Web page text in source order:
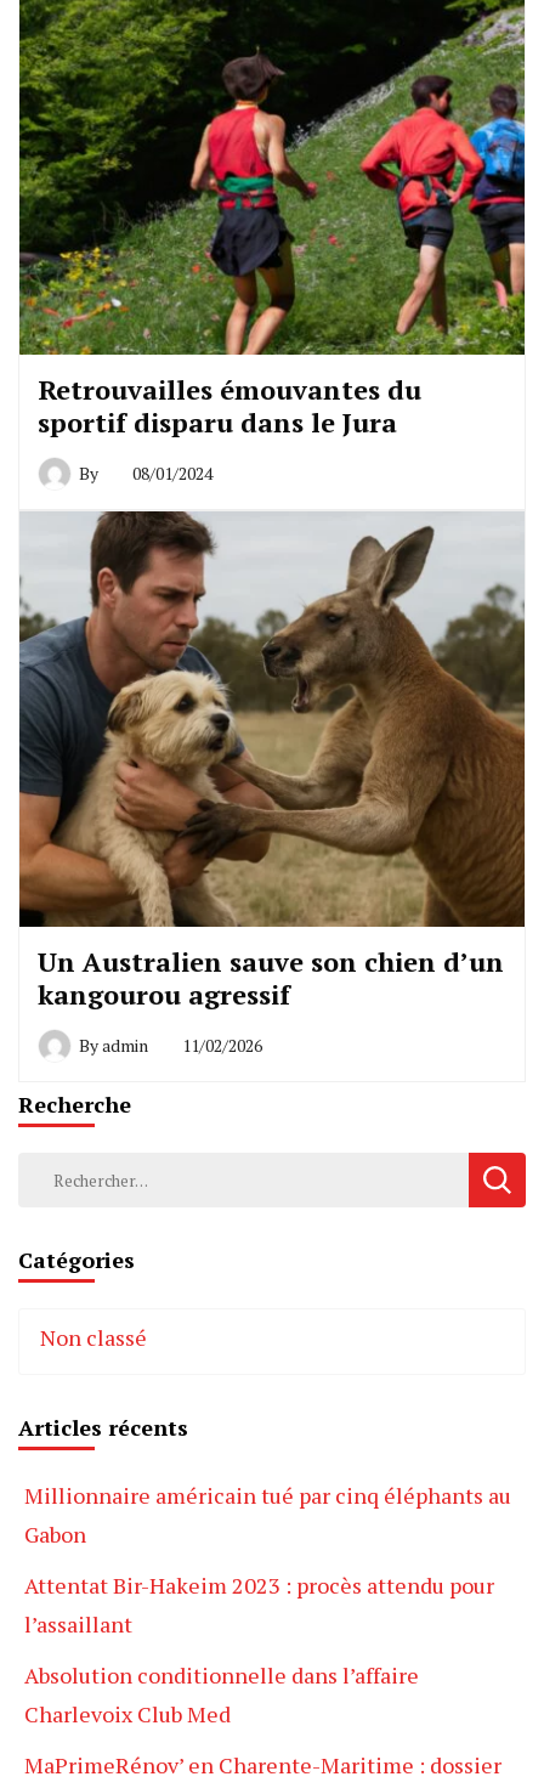
Retrouvailles émouvantes du
sportif disparu dans le Jura
By 08/01/2024
Un Australien sauve son chien d’un
kangourou agressif
Byadmin 11/02/2026
Recherche
Rechercher :
Catégories
Non classé
Articles récents
Millionnaire américain tué par cinq éléphants au
Gabon
Attentat Bir-Hakeim 2023 : procès attendu pour
l’assaillant
Absolution conditionnelle dans l’affaire
Charlevoix Club Med
MaPrimeRénov’ en Charente-Maritime : dossier